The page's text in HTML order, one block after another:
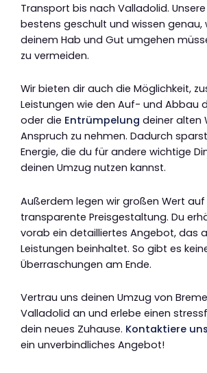
Transport bis nach Valladolid.
bestens geschult und wissen genau,
deinem Hab und Gut umgehen
zu vermeiden.
Wir bieten dir auch die Möglichkeit,
Leistungen wie den Auf- und Abbau
oder die Entrümpelung deiner alten
Anspruch zu nehmen. Dadurch
Energie, die du für andere wichtige
deinen Umzug nutzen kannst.
Außerdem legen wir großen Wert auf
transparente Preisgestaltung. Du
vorab ein detailliertes Angebot, das
Leistungen beinhaltet. So gibt es
Überraschungen am Ende.
Vertrau uns deinen Umzug von
Valladolid an und erlebe einen
dein neues Zuhause. Kontaktiere uns
ein unverbindliches Angebot!